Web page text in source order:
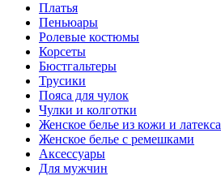
Платья
Пеньюары
Ролевые костюмы
Корсеты
Бюстгальтеры
Трусики
Пояса для чулок
Чулки и колготки
Женское белье из кожи и латекса
Женское белье с ремешками
Аксессуары
Для мужчин